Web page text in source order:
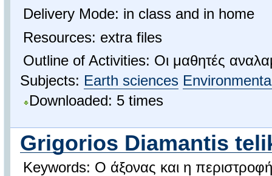
Delivery Mode: in class and in home
Resources: extra files
Outline of Activities: Οι μαθητές
Subjects: Earth sciences
Downloaded: 5 times
Grigorios Diamantis
Keywords: Ο άξονας και η